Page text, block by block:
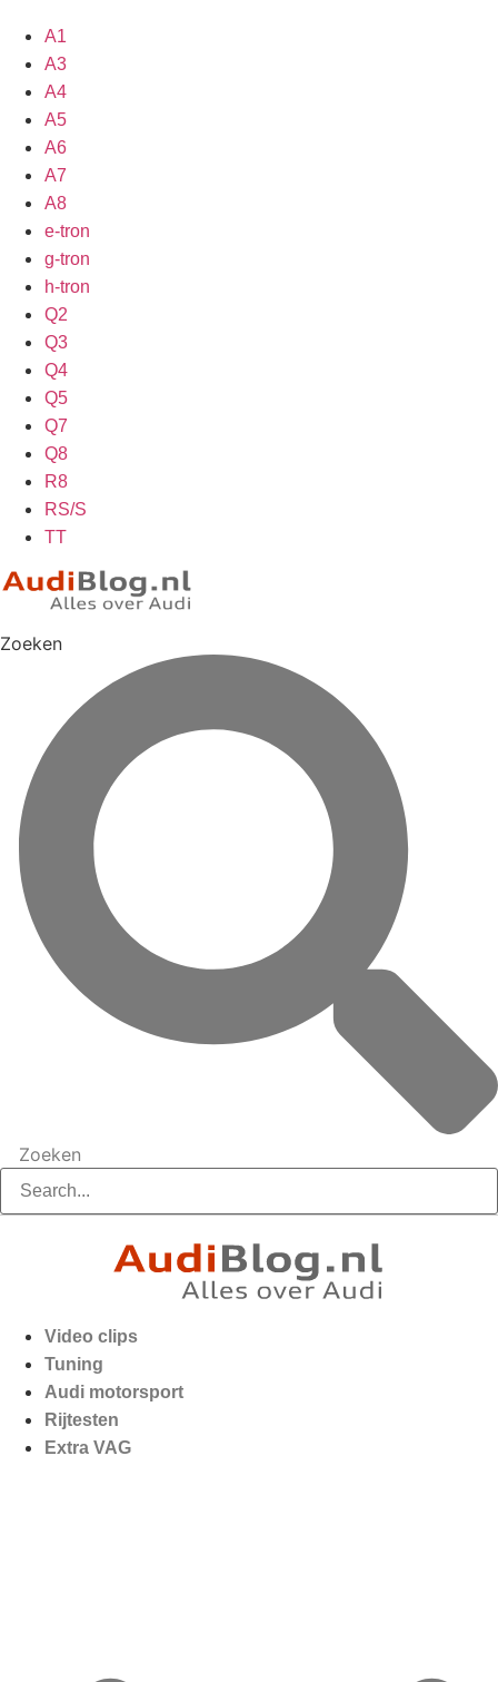
A1
A3
A4
A5
A6
A7
A8
e-tron
g-tron
h-tron
Q2
Q3
Q4
Q5
Q7
Q8
R8
RS/S
TT
Zoeken
Zoeken
Video clips
Tuning
Audi motorsport
Rijtesten
Extra VAG